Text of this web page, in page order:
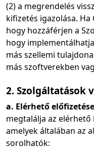
(2) a megrendelés
kifizetés igazolása.
hogy hozzáférjen a
hogy
más szellemi
más szoftverekben
2. Szolgáltatások
a. Elérhető
megtalálja az
amelyek általában az
sorolhatók: